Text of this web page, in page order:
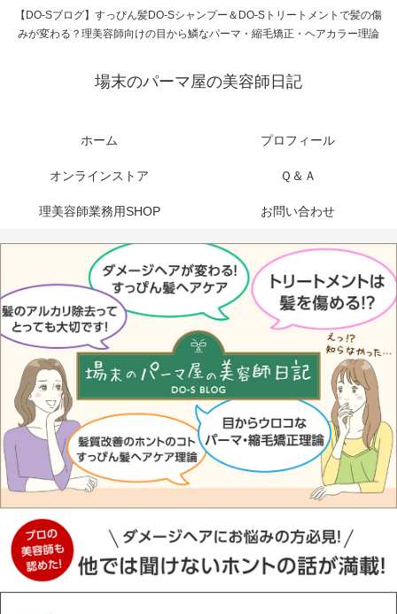
【DO-Sブログ】すっぴん髪DO-Sシャンプー＆DO-Sトリートメントで髪の傷
みが変わる？理美容師向けの目から鱗なパーマ・縮毛矯正・ヘアカラー理論
場末のパーマ屋の美容師日記
ホーム プロフィール
オンラインストア Ｑ＆Ａ
理美容師業務用SHOP お問い合わせ